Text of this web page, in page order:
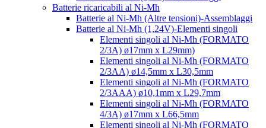
Batterie ricaricabili al Ni-Mh
Batterie al Ni-Mh (Altre tensioni)-Assemblaggi
Batterie al Ni-Mh (1,24V)-Elementi singoli
Elementi singoli al Ni-Mh (FORMATO
2/3A) ø17mm x L29mm)
Elementi singoli al Ni-Mh (FORMATO
2/3AA) ø14,5mm x L30,5mm
Elementi singoli al Ni-Mh (FORMATO
2/3AAA) ø10,1mm x L29,7mm
Elementi singoli al Ni-Mh (FORMATO
4/3A) ø17mm x L66,5mm
Elementi singoli al Ni-Mh (FORMATO